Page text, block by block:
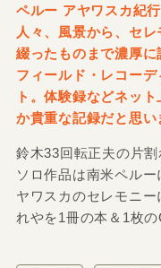
ペルー アヤワスカ紀
人々、風景から、セ
綴ったものまで濃厚に
フィールド・レコー
ト。体験録などネッ
か貴重な記録だと思い
鈴木33回転正夫の片
ソロ作品は南米ペル
ヤワスカのセレモニ
れやを1冊の本＆1枚